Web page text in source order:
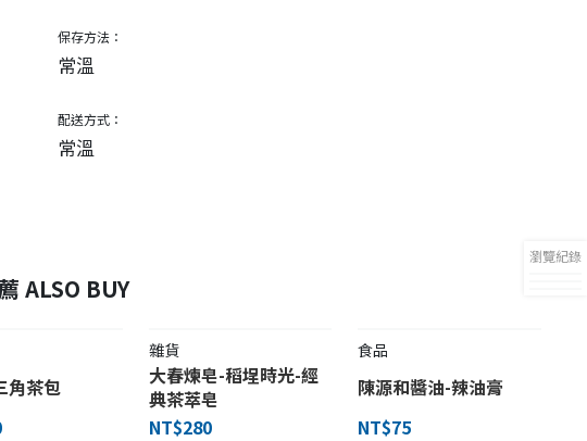
保存方法：
常溫
配送方式：
常溫
瀏覽紀錄
ALSO BUY
角茶包
雜貨
大春煉皂-稻埕時光-經
典茶萃皂
NT$280
食品
陳源和醬油-辣油膏
NT$75